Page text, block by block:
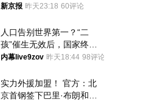
想到山里旅行
新京报 昨天23:18 60评论
人口告别世界第一？“二
孩”催生无效后，国家终于
向住房出手了！
内幕live9zov 昨天18:44 98评论
实力外援加盟！ 官方：北
京首钢签下巴里·布朗和桑